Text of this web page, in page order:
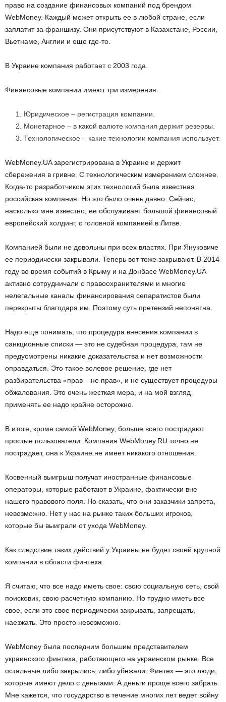
право на создание финансовых компаний под брендом
WebMoney. Каждый может открыть ее в любой стране, если
заплатит за франшизу. Они присутствуют в Казахстане, России,
Вьетнаме, Англии и еще где-то.
В Украине компания работает с 2003 года.
Финансовые компании имеют три измерения:
Юридическое – регистрация компании.
Монетарное – в какой валюте компания держит резервы.
Технологическое – какие технологии компания использует.
WebMoney.UA зарегистрирована в Украине и держит
сбережения в гривне. С технологическим измерением сложнее.
Когда-то разработчиком этих технологий была известная
российская компания. Но это было очень давно. Сейчас,
насколько мне известно, ее обслуживает большой финансовый
европейский холдинг, с головной компанией в Литве.
Компанией были не довольны при всех властях. При Януковиче
ее периодически закрывали. Теперь вот тоже закрывают. В 2014
году во время событий в Крыму и на Донбасе WebMoney.UA
активно сотрудничали с правоохранителями и многие
нелегальные каналы финансирования сепаратистов были
перекрыты благодаря им. Поэтому суть претензий непонятна.
Надо еще понимать, что процедура внесения компании в
санкционные списки — это не судебная процедура, там не
предусмотрены никакие доказательства и нет возможности
оправдаться. Это такое волевое решение, где нет
разбирательства «прав – не прав», и не существует процедуры
обжалования. Это очень жесткая мера, и на мой взгляд
применять ее надо крайне осторожно.
В итоге, кроме самой WebMoney, больше всего пострадают
простые пользователи. Компания WebMoney.RU точно не
пострадает, она к Украине не имеет никакого отношения.
Косвенный выигрыш получат иностранные финансовые
операторы, которые работают в Украине, фактически вне
нашего правового поля. Но сказать, что они заказчики запрета,
невозможно. Нет у нас на рынке таких больших игроков,
которые бы выиграли от ухода WebMoney.
Как следствие таких действий у Украины не будет своей крупной
компании в области финтеха.
Я считаю, что все надо иметь свое: свою социальную сеть, свой
поисковик, свою расчетную компанию. Но трудно иметь все
свое, если это свое периодически закрывать, запрещать,
наезжать. Это просто невозможно.
WebMoney была последним большим представителем
украинского финтеха, работающего на украинском рынке. Все
остальные либо закрылись, либо убежали. Финтех — это люди,
которые имеют дело с деньгами. А деньги проще всего забрать.
Мне кажется, что государство в течение многих лет ведет войну